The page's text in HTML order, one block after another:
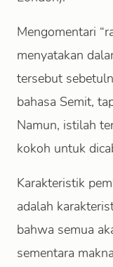
Mengomentari
menyatakan
tersebut
bahasa Semit,
Namun, istilah
kokoh untuk
Karakteristik
adalah
bahwa semua
sementara